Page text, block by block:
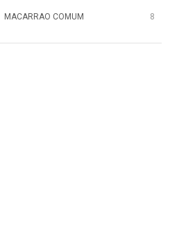
MACARRAO COMUM 8